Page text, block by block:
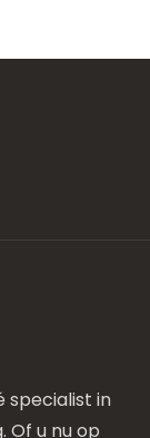
specialist in
Of u nu op